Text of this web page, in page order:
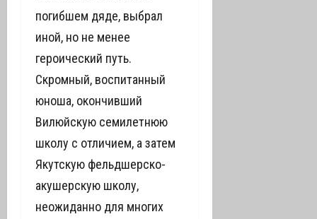
погибшем дяде, выбрал
иной, но не менее
героический путь.
Скромный, воспитанный
юноша, окончивший
Вилюйскую семилетнюю
школу с отличием, а затем
Якутскую фельдшерско-
акушерскую школу,
неожиданно для многих